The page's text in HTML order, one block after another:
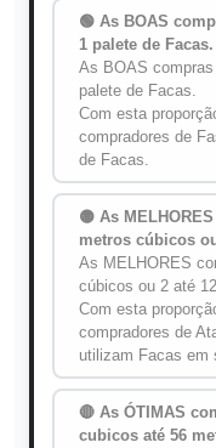
🟢 As BOAS
1 palete de Facas.
As BOAS
palete de Facas.
Com esta
compradores de
de Facas.
🟡 As
metros cúbicos
As MELHORES
cúbicos ou 2 até
Com esta
compradores de
utilizam Facas em
🔴 As ÓTIMAS
cubicos até 56